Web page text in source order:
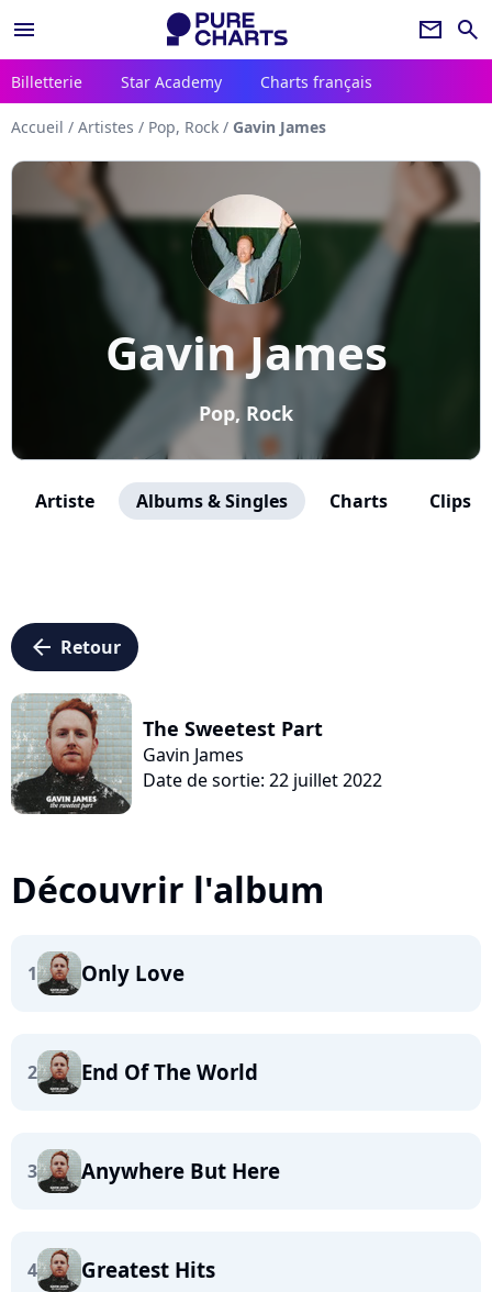
menu newsletter search
Billetterie Star Academy Charts français
Accueil / Artistes / Pop, Rock / Gavin James
Gavin James
Pop, Rock
Artiste Albums & Singles Charts Clips
arrow_left Retour
The Sweetest Part
Gavin James
Date de sortie: 22 juillet 2022
Découvrir l'album
1 Only Love
2 End Of The World
3 Anywhere But Here
4 Greatest Hits